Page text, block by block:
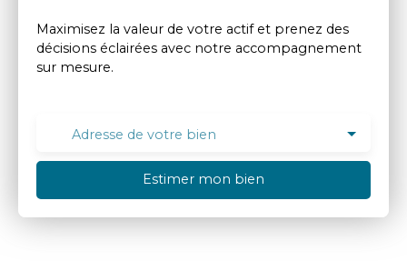
Maximisez la valeur de votre actif et prenez des
décisions éclairées avec notre accompagnement
sur mesure.
Adresse de votre bien
Estimer mon bien